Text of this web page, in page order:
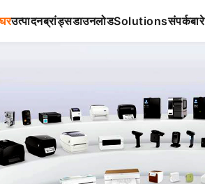
घरउत्पादनब्रांड्सडाउनलोडSolutionsसंपर्कबारे